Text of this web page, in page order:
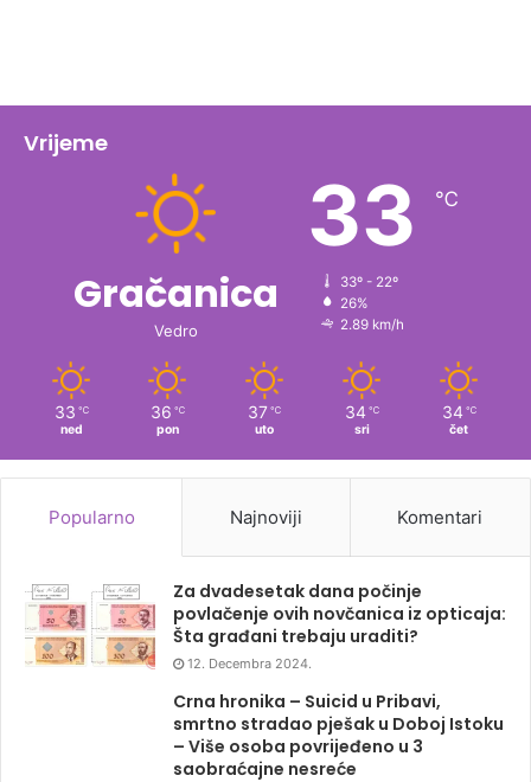
Vrijeme
Gračanica
Vedro
33 ℃
33º - 22º
26%
2.89 km/h
33 ℃
ned
36 ℃
pon
37 ℃
uto
34 ℃
sri
34 ℃
čet
Popularno Najnoviji Komentari
Za dvadesetak dana počinje
povlačenje ovih novčanica iz opticaja:
Šta građani trebaju uraditi?
12. Decembra 2024.
Crna hronika – Suicid u Pribavi,
smrtno stradao pješak u Doboj Istoku
– Više osoba povrijeđeno u 3
saobraćajne nesreće